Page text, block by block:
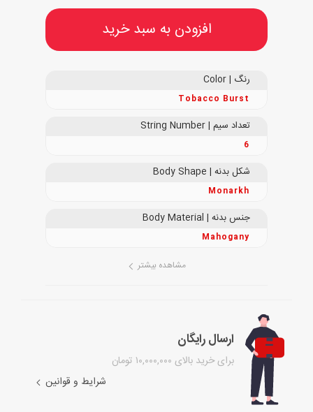
افزودن به سبد خرید
رنگ | Color
Tobacco Burst
تعداد سیم | String Number
6
شکل بدنه | Body Shape
Monarkh
جنس بدنه | Body Material
Mahogany
مشاهده بیشتر
ارسال رایگان
برای خرید بالای ۱۰,۰۰۰,۰۰۰ تومان
شرایط و قوانین